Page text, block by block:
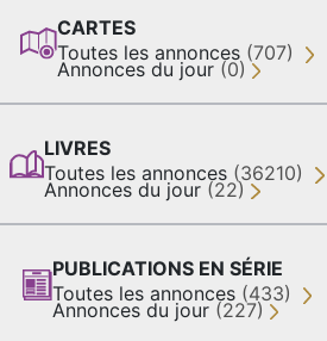
CARTES
Toutes les annonces (707)
Annonces du jour (0)
LIVRES
Toutes les annonces (36210)
Annonces du jour (22)
PUBLICATIONS EN SÉRIE
Toutes les annonces (433)
Annonces du jour (227)